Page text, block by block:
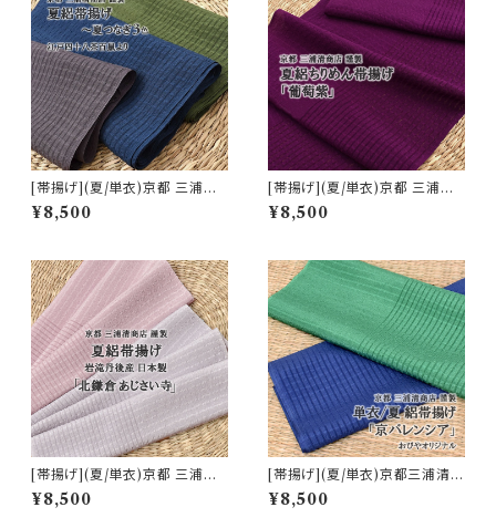
[帯揚げ](夏/単衣)京都 三浦清
商店 謹製 江戸四十八茶鼠『夏
つなぎ３色』ちりめん丹後産 正
¥8,500
[帯揚げ](夏/単衣)京都 三浦清
商店 謹製 『葡萄紫』ちりめん 丹
後産 正絹 (商品番号:15155)
¥8,500
[帯揚げ](夏/単衣)京都 三浦清
商店 謹製『北鎌倉 あじさい寺』
岩滝丹後ちりめん(商品番号:20
¥8,500
[帯揚げ](夏/単衣)京都三浦清商
店 謹製『京バレンシア』正絹 日
本製(商品番号:17573)
¥8,500